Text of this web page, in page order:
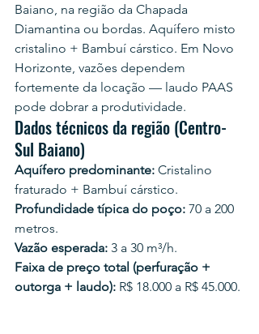
Baiano, na região da Chapada
Diamantina ou bordas. Aquífero misto
cristalino + Bambuí cárstico. Em Novo
Horizonte, vazões dependem
fortemente da locação — laudo PAAS
pode dobrar a produtividade.
Dados técnicos da região (Centro-
Sul Baiano)
Aquífero predominante: Cristalino
fraturado + Bambuí cárstico.
Profundidade típica do poço: 70 a 200
metros.
Vazão esperada: 3 a 30 m³/h.
Faixa de preço total (perfuração +
outorga + laudo): R$ 18.000 a R$ 45.000.